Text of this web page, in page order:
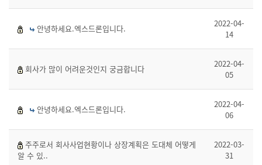
안녕하세요.엑스드론입니다.
2022-04-
14
회사가 많이 어려운것인지 궁금합니다
2022-04-
05
안녕하세요.엑스드론입니다.
2022-04-
06
주주로서 회사사업현황이나 상장계획은 도대체 어떻게
알 수 있..
2022-03-
31